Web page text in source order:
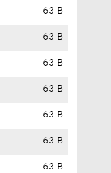
63 B
63 B
63 B
63 B
63 B
63 B
63 B